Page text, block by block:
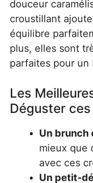
douceur
croustillant
équilibre
plus, elles sont
parfaites pour un
Les
Déguster
Un brunch
mieux que
avec ces
Un petit-